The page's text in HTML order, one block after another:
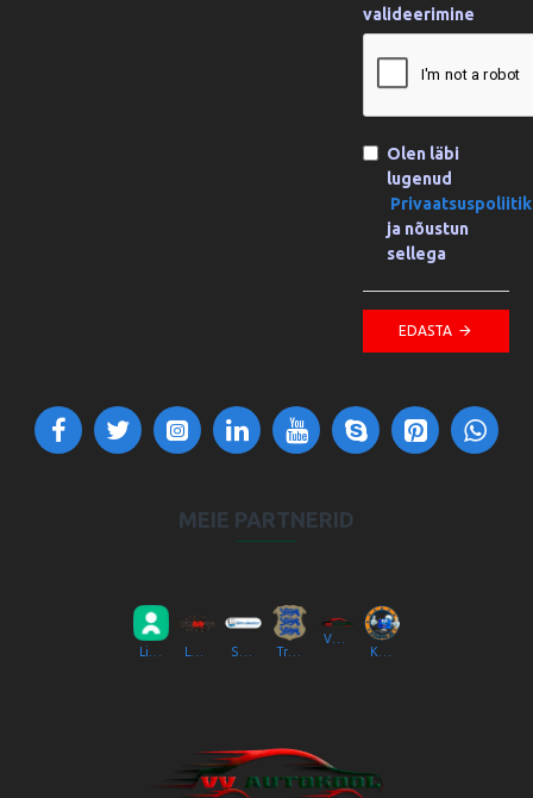
valideerimine
Olen läbi
lugenud
ja nõustun
sellega
EDASTA
MEIE PARTNERID
VV Autokool OÜ